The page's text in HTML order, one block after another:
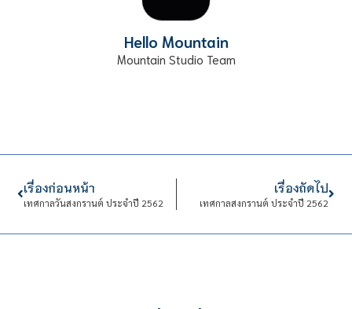
Hello Mountain
Mountain Studio Team
เรื่องก่อนหน้า
เทศกาลวันสงกรานต์ ประจำปี 2562
เรื่องถัดไป
เทศกาลสงกรานต์ ประจำปี 2562